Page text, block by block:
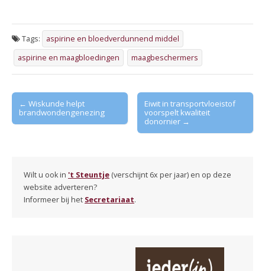
Tags:
aspirine en bloedverdunnend middel
aspirine en maagbloedingen
maagbeschermers
Post
navigation
← Wiskunde helpt
brandwondengenezing
Eiwit in transportvloeistof
voorspelt kwaliteit
donornier →
Wilt u ook in 't Steuntje (verschijnt 6x per jaar) en op deze
website adverteren?
Informeer bij het Secretariaat.